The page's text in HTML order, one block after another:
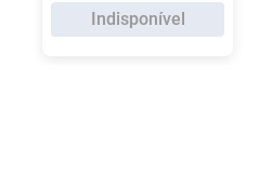
Indisponível